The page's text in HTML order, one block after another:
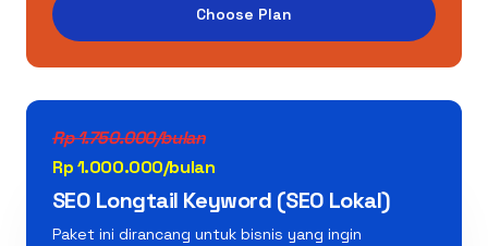
Choose Plan
Rp 1.750.000/bulan
Rp 1.000.000/bulan
SEO Longtail Keyword (SEO Lokal)
Paket ini dirancang untuk bisnis yang ingin